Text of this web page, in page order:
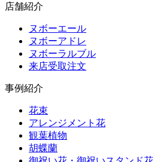
店舗紹介
ヌボーエール
ヌボーアドレ
ヌボーラルブル
来店受取注文
事例紹介
花束
アレンジメント花
観葉植物
胡蝶蘭